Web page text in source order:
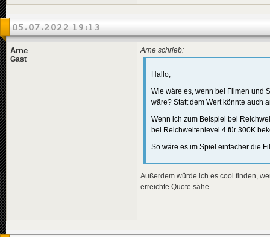
05.07.2022 19:13
Arne
Gast
Arne schrieb:
Hallo,
Wie wäre es, wenn bei Filmen und
wäre? Statt dem Wert könnte auch
Wenn ich zum Beispiel bei
bei Reichweitenlevel 4 für 300K
So wäre es im Spiel einfacher die
Außerdem würde ich es cool finden,
erreichte Quote sähe.